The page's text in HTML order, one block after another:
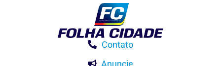
Contato
Anuncie